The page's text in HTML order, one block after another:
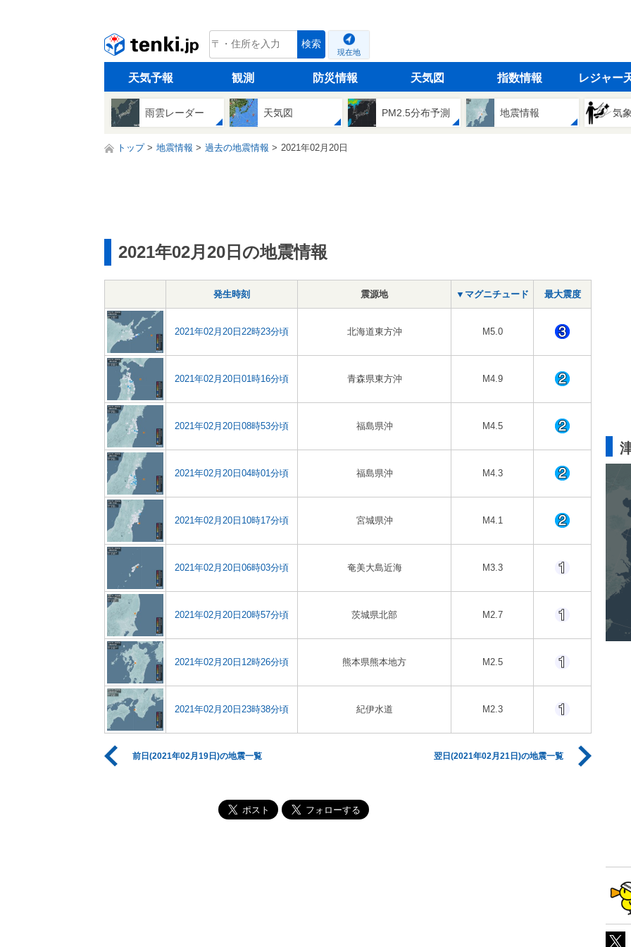
tenki.jp 検索
現在地
天気予報 観測 防災情報 天気図 指数情報 レジャー
雨雲レーダー 天気図 PM2.5分布予測 地震情報 気
トップ 地震情報 過去の地震情報 2021年02月20日
2021年02月20日の地震情報
発生時刻 震源地 ▼マグニチュード 最大震度
2021年02月20日22時23分頃 北海道東方沖 M5.0
2021年02月20日01時16分頃 青森県東方沖 M4.9
2021年02月20日08時53分頃 福島県沖 M4.5
2021年02月20日04時01分頃 福島県沖 M4.3
2021年02月20日10時17分頃 宮城県沖 M4.1
2021年02月20日06時03分頃 奄美大島近海 M3.3
2021年02月20日20時57分頃 茨城県北部 M2.7
2021年02月20日12時26分頃 熊本県熊本地方 M2.5
2021年02月20日23時38分頃 紀伊水道 M2.3
前日(2021年02月19日)の地震一覧 翌日(2021年02月21日)の地震一覧